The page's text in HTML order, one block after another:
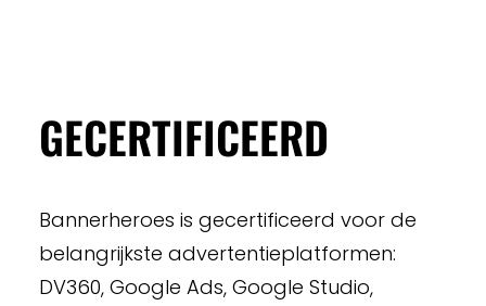
GECERTIFICEERD
Bannerheroes is gecertificeerd voor de
belangrijkste advertentieplatformen:
DV360, Google Ads, Google Studio,